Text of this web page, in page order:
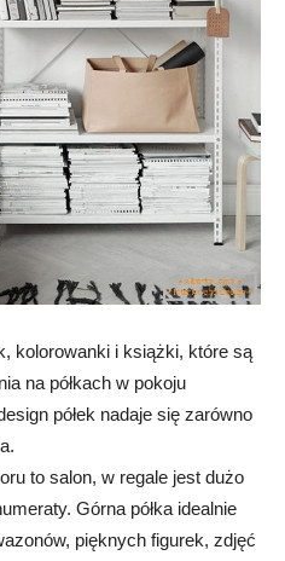
kolorowanki i książki, które są
na półkach w pokoju
półek nadaje się zarówno
to salon, w regale jest dużo
Górna półka idealnie
pięknych figurek, zdjęć